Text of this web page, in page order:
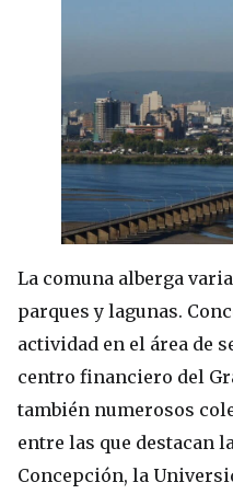
La comuna alberga
parques y lagunas.
actividad en el área de
centro financiero del
también numerosos
entre las que destacan
Concepción, la